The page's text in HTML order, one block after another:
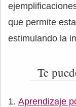
que permite
estimulando la
Te
Aprendizaje